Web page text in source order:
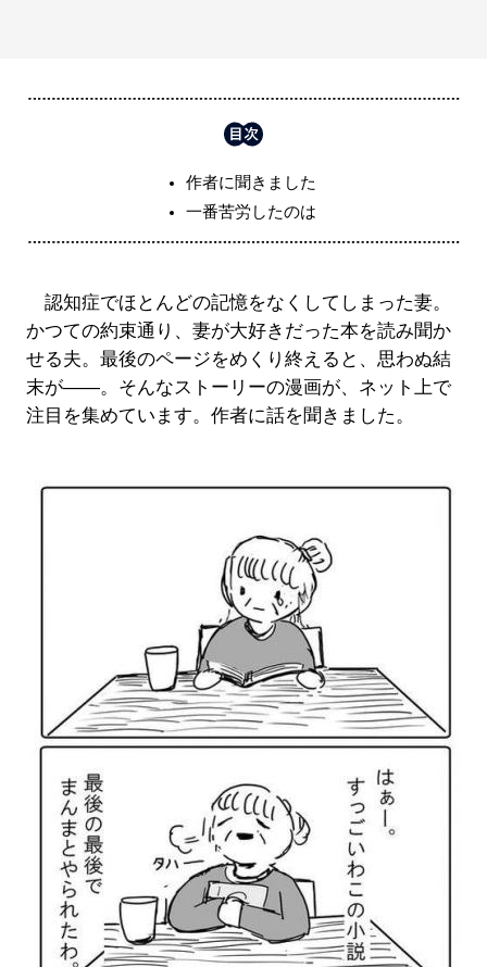
作者に聞きました
一番苦労したのは
認知症でほとんどの記憶をなくしてしまった妻。
かつての約束通り、妻が大好きだった本を読み聞か
せる夫。最後のページをめくり終えると、思わぬ結
末が――。そんなストーリーの漫画が、ネット上で
注目を集めています。作者に話を聞きました。